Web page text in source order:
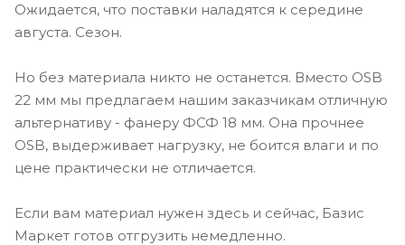
Ожидается, что поставки наладятся к середине
августа. Сезон.
Но без материала никто не останется. Вместо OSB
22 мм мы предлагаем нашим заказчикам отличную
альтернативу - фанеру ФСФ 18 мм. Она прочнее
OSB, выдерживает нагрузку, не боится влаги и по
цене практически не отличается.
Если вам материал нужен здесь и сейчас, Базис
Маркет готов отгрузить немедленно.